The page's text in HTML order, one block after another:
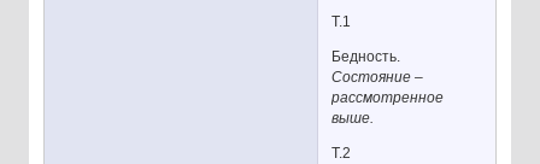
Т.1
Бедность.
Состояние –
рассмотренное
выше.
Т.2